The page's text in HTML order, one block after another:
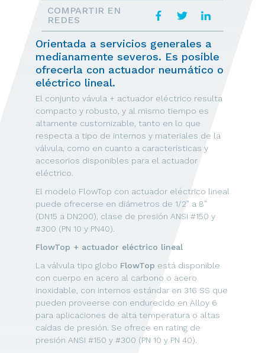
COMPARTIR EN
REDES
Orientada a servicios generales a
medianamente severos. Es posible
ofrecerla con actuador neumático o
eléctrico lineal.
El conjunto vávula + actuador eléctrico resulta
compacto y robusto, y al mismo tiempo es
altamente customizable, tanto en lo que
respecta a tipo de internos y materiales de la
válvula, como en cuanto a características y
accesorios disponibles para el actuador
eléctrico.
El modelo FlowTop con actuador eléctrico lineal
puede ofrecerse en diámetros de 1/2” a 8”
(DN15 a DN200), clase de presión ANSI #150 y
#300 (PN 10 y PN40).
FlowTop + actuador eléctrico lineal
La válvula tipo globo FlowTop está disponible
con cuerpo en acero al carbono o acero
inoxidable, con internos estándar en 316 SS que
pueden proveerse con endurecido en Alloy 6
para aplicaciones de alta temperatura o altas
caídas de presión. Se ofrece en rating de
presión ANSI #150 y #300 (PN 10 y PN 40).